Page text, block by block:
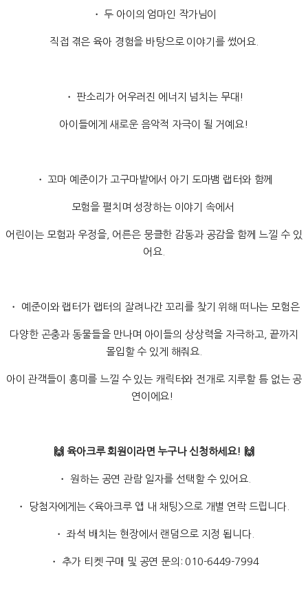
・ 두 아이의 엄마인 작가님이
직접 겪은 육아 경험을 바탕으로 이야기를 썼어요.
・ 판소리가 어우러진 에너지 넘치는 무대!
아이들에게 새로운 음악적 자극이 될 거예요!
・ 꼬마 예준이가 고구마밭에서 아기 도마뱀 랩터와 함께
모험을 펼치며 성장하는 이야기 속에서
어린이는 모험과 우정을, 어른은 뭉클한 감동과 공감을 함께 느낄 수 있
어요.
・ 예준이와 랩터가 랩터의 잘려나간 꼬리를 찾기 위해 떠나는 모험은
다양한 곤충과 동물들을 만나며 아이들의 상상력을 자극하고, 끝까지
몰입할 수 있게 해줘요.
아이 관객들이 흥미를 느낄 수 있는 캐릭터와 전개로 지루할 틈 없는 공
연이에요!
🙌 육아크루 회원이라면 누구나 신청하세요! 🙌
・ 원하는 공연 관람 일자를 선택할 수 있어요.
・ 당첨자에게는 <육아크루 앱 내 채팅>으로 개별 연락 드립니다.
・ 좌석 배치는 현장에서 랜덤으로 지정 됩니다.
・ 추가 티켓 구매 및 공연 문의: 010-6449-7994